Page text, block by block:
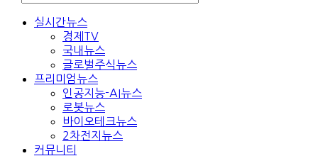
실시간뉴스
경제TV
국내뉴스
글로벌주식뉴스
프리미엄뉴스
인공지능-AI뉴스
로봇뉴스
바이오테크뉴스
2차전지뉴스
커뮤니티